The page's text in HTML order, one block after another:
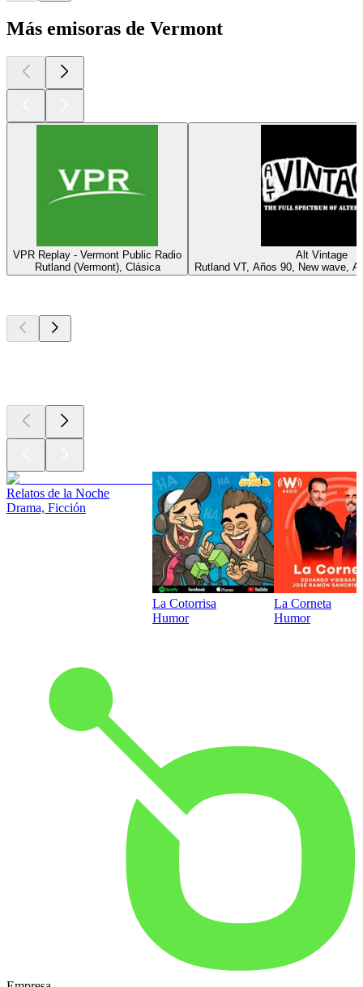
Más emisoras de Vermont
VPR Replay - Vermont Public Radio
Rutland (Vermont), Clásica
Alt Vintage
Rutland VT, Años 90, New wave,
Relatos de la Noche
Drama, Ficción
La Cotorrisa
Humor
La Corneta
Humor